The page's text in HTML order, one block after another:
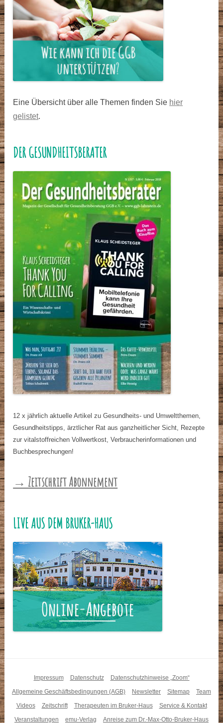
Eine Übersicht über alle Themen finden Sie hier
gelistet.
DER GESUNDHEITSBERATER
12 x jährlich aktuelle Artikel zu Gesundheits- und Umweltthemen,
Gesundheitstipps, ärztlicher Rat aus ganzheitlicher Sicht, Rezepte
zur vitalstoffreichen Vollwertkost, Verbraucherinformationen und
Buchbesprechungen!
→ Zeitschrift Abonnement
LIVE AUS DEM BRUKER-HAUS
Impressum Datenschutz
Datenschutzhinweise „Zoom“
Allgemeine Geschäftsbedingungen (AGB)
Newsletter Sitemap
Team
Videos
Zeitschrift Therapeuten im Bruker-Haus
Service & Kontakt
Veranstaltungen
emu-Verlag Anreise zum Dr.-Max-Otto-Bruker-Haus